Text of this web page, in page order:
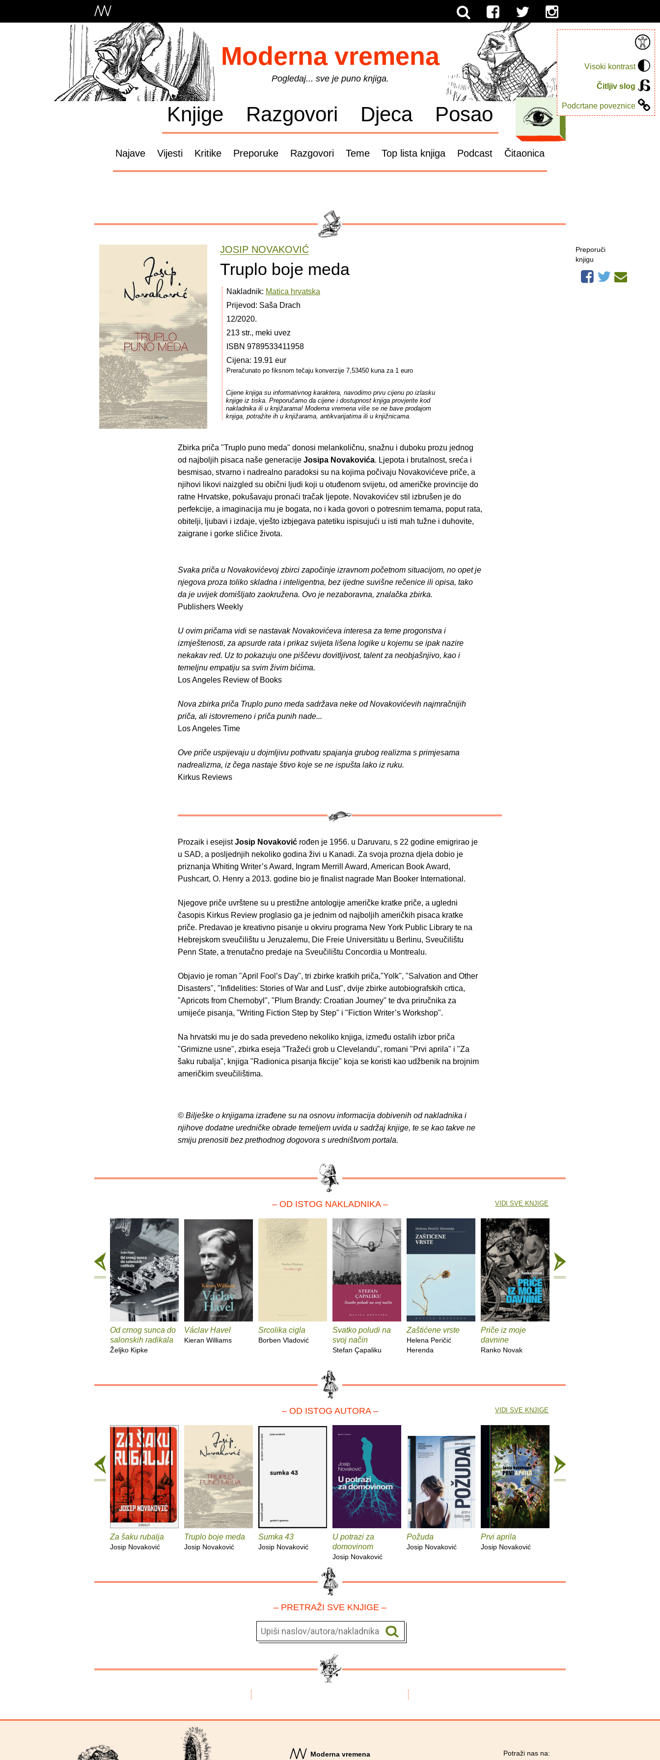
Visoki kontrast
Čitljiv slog
Podcrtane poveznice
Moderna vremena
Pogledaj... sve je puno knjiga.
Knjige Razgovori Djeca Posao
Najave Vijesti Kritike Preporuke Razgovori Teme Top lista knjiga Podcast Čitaonica
JOSIP NOVAKOVIĆ
Truplo boje meda
Nakladnik: Matica hrvatska
Prijevod: Saša Drach
12/2020.
213 str., meki uvez
ISBN 9789533411958
Cijena: 19.91 eur
Preračunato po fiksnom tečaju konverzije 7,53450 kuna za 1 euro
Cijene knjiga su informativnog karaktera, navodimo prvu cijenu po izlasku
knjige iz tiska. Preporučamo da cijene i dostupnost knjiga provjerite kod
nakladnika ili u knjižarama! Moderna vremena više se ne bave prodajom
knjiga, potražite ih u knjižarama, antikvarijatima ili u knjižnicama.
Zbirka priča "Truplo puno meda" donosi melankoličnu, snažnu i duboku prozu jednog
od najboljih pisaca naše generacije Josipa Novakovića. Ljepota i brutalnost, sreća i
besmisao, stvarno i nadrealno paradoksi su na kojima počivaju Novakovićeve priče, a
njihovi likovi naizgled su obični ljudi koji u otuđenom svijetu, od američke provincije do
ratne Hrvatske, pokušavaju pronaći tračak ljepote. Novakovićev stil izbrušen je do
perfekcije, a imaginacija mu je bogata, no i kada govori o potresnim temama, poput rata,
obitelji, ljubavi i izdaje, vješto izbjegava patetiku ispisujući u isti mah tužne i duhovite,
zaigrane i gorke sličice života.
Svaka priča u Novakovićevoj zbirci započinje izravnom početnom situacijom, no opet je
njegova proza toliko skladna i inteligentna, bez ijedne suvišne rečenice ili opisa, tako
da je uvijek domišljato zaokružena. Ovo je nezaboravna, znalačka zbirka.
Publishers Weekly
U ovim pričama vidi se nastavak Novakovićeva interesa za teme progonstva i
izmještenosti, za apsurde rata i prikaz svijeta lišena logike u kojemu se ipak nazire
nekakav red. Uz to pokazuju one piščevu dovitljivost, talent za neobjašnjivo, kao i
temeljnu empatiju sa svim živim bićima.
Los Angeles Review of Books
Nova zbirka priča Truplo puno meda sadržava neke od Novakovićevih najmračnijih
priča, ali istovremeno i priča punih nade...
Los Angeles Time
Ove priče uspijevaju u dojmljivu pothvatu spajanja grubog realizma s primjesama
nadrealizma, iz čega nastaje štivo koje se ne ispušta lako iz ruku.
Kirkus Reviews
Prozaik i esejistJosip Novaković rođen je 1956. u Daruvaru, s 22 godine emigrirao je
u SAD, a posljednjih nekoliko godina živi u Kanadi. Za svoja prozna djela dobio je
priznanja Whiting Writer’s Award, Ingram Merrill Award, American Book Award,
Pushcart, O. Henry a 2013. godine bio je finalist nagrade Man Booker International.
Njegove priče uvrštene su u prestižne antologije američke kratke priče, a ugledni
časopis Kirkus Review proglasio ga je jednim od najboljih američkih pisaca kratke
priče. Predavao je kreativno pisanje u okviru programa New York Public Library te na
Hebrejskom sveučilištu u Jeruzalemu, Die Freie Universitätu u Berlinu, Sveučilištu
Penn State, a trenutačno predaje na Sveučilištu Concordia u Montrealu.
Objavio je roman "April Fool’s Day", tri zbirke kratkih priča,"Yolk", "Salvation and Other
Disasters", "Infidelities: Stories of War and Lust", dvije zbirke autobiografskih crtica,
"Apricots from Chernobyl", "Plum Brandy: Croatian Journey" te dva priručnika za
umijeće pisanja, "Writing Fiction Step by Step" i "Fiction Writer’s Workshop".
Na hrvatski mu je do sada prevedeno nekoliko knjiga, između ostalih izbor priča
"Grimizne usne", zbirka eseja "Tražeći grob u Clevelandu", romani "Prvi aprila" i "Za
šaku rubalja", knjiga "Radionica pisanja fikcije" koja se koristi kao udžbenik na brojnim
američkim sveučilištima.
© Bilješke o knjigama izrađene su na osnovu informacija dobivenih od nakladnika i
njihove dodatne uredničke obrade temeljem uvida u sadržaj knjige, te se kao takve ne
smiju prenositi bez prethodnog dogovora s uredništvom portala.
Preporuči
knjigu
– OD ISTOG NAKLADNIKA –
Od crnog sunca do
salonskih radikala
Željko Kipke
Václav Havel
Kieran Williams
Srcolika cigla
Borben Vladović
Svatko poludi na
svoj način
Stefan Çapaliku
Zaštićene vrste
Helena Peričić
Herenda
Priče iz moje
davnine
Ranko Novak
VIDI SVE KNJIGE
– OD ISTOG AUTORA –
Za šaku rubalja
Josip Novaković
Truplo boje meda
Josip Novaković
Sumka 43
Josip Novaković
U potrazi za
domovinom
Josip Novaković
Požuda
Josip Novaković
Prvi aprila
Josip Novaković
VIDI SVE KNJIGE
– PRETRAŽI SVE KNJIGE –
Moderna vremena Potraži nas na: